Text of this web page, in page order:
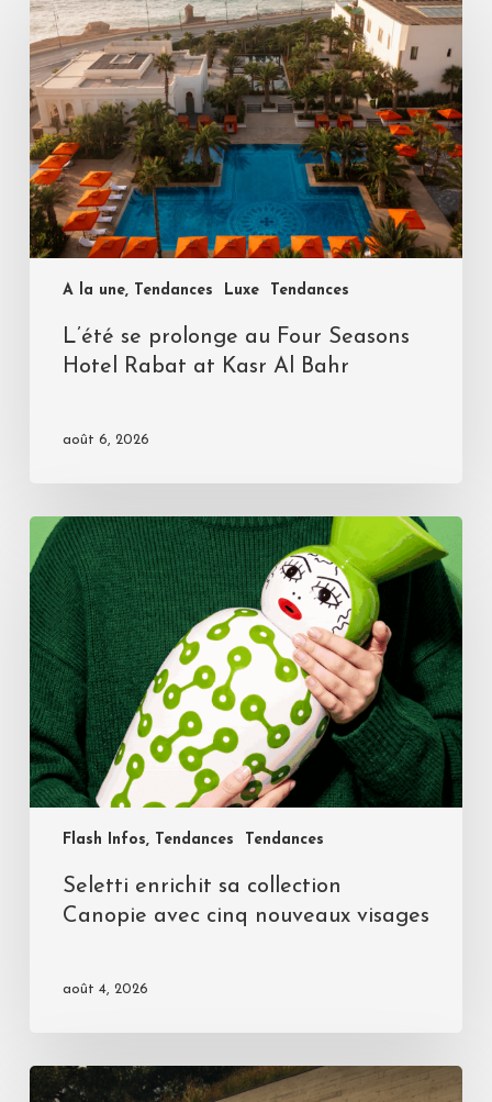
A la une, Tendances Luxe Tendances
L’été se prolonge au Four Seasons
Hotel Rabat at Kasr Al Bahr
août 6, 2026
Flash Infos, Tendances Tendances
Seletti enrichit sa collection
Canopie avec cinq nouveaux visages
août 4, 2026